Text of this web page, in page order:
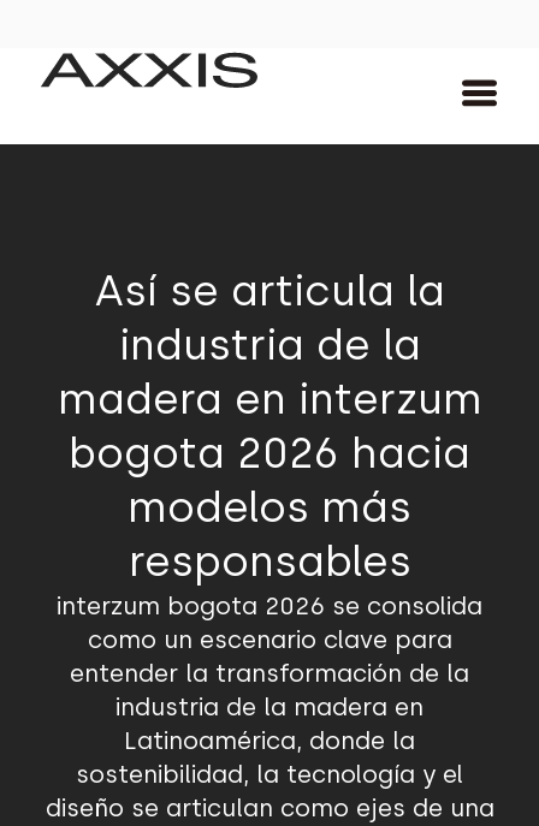
Así se articula la
industria de la
madera en interzum
bogota 2026 hacia
modelos más
responsables
interzum bogota 2026 se consolida
como un escenario clave para
entender la transformación de la
industria de la madera en
Latinoamérica, donde la
sostenibilidad, la tecnología y el
diseño se articulan como ejes de una